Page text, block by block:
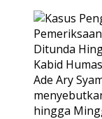
Kabid
Ade Ary
hingga